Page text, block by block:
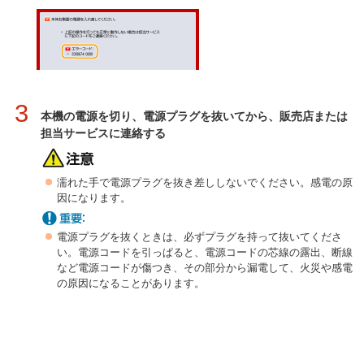
3
本機の電源を切り、電源プラグを抜いてから、販売店または
担当サービスに連絡する
濡れた手で電源プラグを抜き差ししないでください。感電の原
因になります。
電源プラグを抜くときは、必ずプラグを持って抜いてくださ
い。電源コードを引っぱると、電源コードの芯線の露出、断線
など電源コードが傷つき、その部分から漏電して、火災や感電
の原因になることがあります。